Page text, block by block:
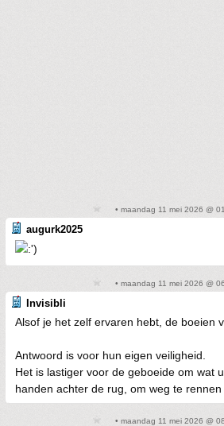
• maandag 11 mei 2026 @
augurk2025
• maandag 11 mei 2026 @
Invisibli
Alsof je het zelf ervaren hebt, de boeien
Antwoord is voor hun eigen veiligheid.
Het is lastiger voor de geboeide om wat
handen achter de rug, om weg te rennen
• maandag 11 mei 2026 @